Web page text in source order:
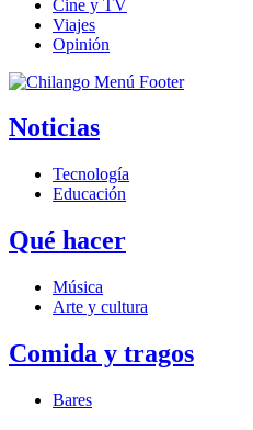
Cine y TV
Viajes
Opinión
Noticias
Tecnología
Educación
Qué hacer
Música
Arte y cultura
Comida y tragos
Bares